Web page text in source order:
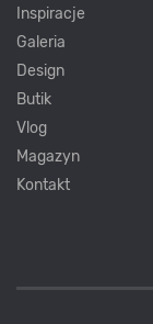
Inspiracje
Galeria
Design
Butik
Vlog
Magazyn
Kontakt